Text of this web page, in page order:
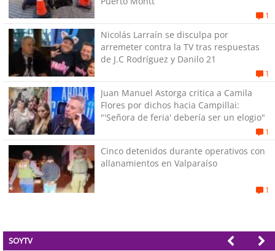
1
Nicolás Larraín se disculpa por
arremeter contra la TV tras respuestas
de J.C Rodríguez y Danilo 21
1
Juan Manuel Astorga critica a Camila
Flores por dichos hacia Campillai:
"'Señora de feria' debería ser un elogio"
1
Cinco detenidos durante operativos con
allanamientos en Valparaíso
1
SOYTV